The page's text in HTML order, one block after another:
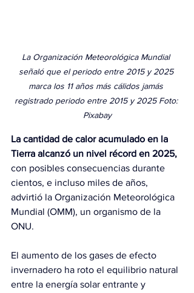
La Organización Meteorológica Mundial
señaló que el periodo entre 2015 y 2025
marca los 11 años más cálidos jamás
registrado periodo entre 2015 y 2025 Foto:
Pixabay
La cantidad de calor acumulado en la
Tierra alcanzó un nivel récord en 2025,
con posibles consecuencias durante
cientos, e incluso miles de años,
advirtió la Organización Meteorológica
Mundial (OMM), un organismo de la
ONU.
El aumento de los gases de efecto
invernadero ha roto el equilibrio natural
entre la energía solar entrante y